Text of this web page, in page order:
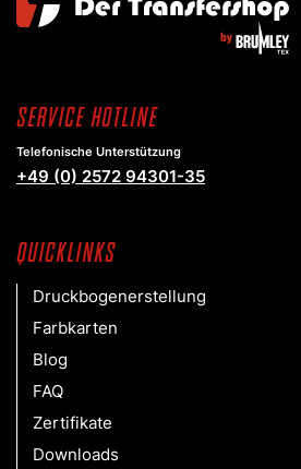
Service Hotline
Telefonische Unterstützung
+49 (0) 2572 94301-35
Quicklinks
Druckbogenerstellung
Farbkarten
Blog
FAQ
Zertifikate
Downloads